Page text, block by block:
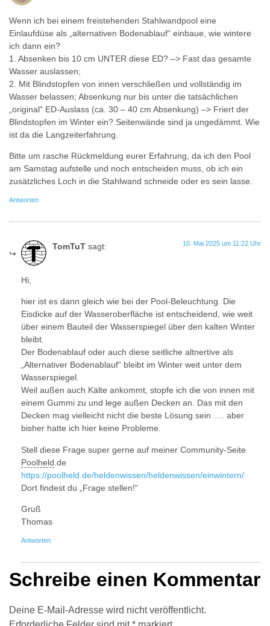
Wenn ich bei einem freistehenden Stahlwandpool eine
Einlaufdüse als „alternativen Bodenablauf“ einbaue, wie wintere
ich dann ein?
1. Absenken bis 10 cm UNTER diese ED? –> Fast das gesamte
Wasser auslassen;
2. Mit Blindstopfen von innen verschließen und vollständig im
Wasser belassen; Absenkung nur bis unter die tatsächlichen
„original“ ED-Auslass (ca. 30 – 40 cm Absenkung) –> Friert der
Blindstopfen im Winter ein? Seitenwände sind ja ungedämmt. Wie
ist da die Langzeiterfahrung.
Bitte um rasche Rückmeldung eurer Erfahrung, da ich den Pool
am Samstag aufstelle und noch entscheiden muss, ob ich ein
zusätzliches Loch in die Stahlwand schneide oder es sein lasse.
Antworten
TomTuT sagt: 10. Mai 2025 um 11:22 Uhr
Hi,
hier ist es dann gleich wie bei der Pool-Beleuchtung. Die
Eisdicke auf der Wasseroberfläche ist entscheidend, wie weit
über einem Bauteil der Wasserspiegel über den kalten Winter
bleibt.
Der Bodenablauf oder auch diese seitliche altnertive als
„Alternativer Bodenablauf“ bleibt im Winter weit unter dem
Wasserspiegel.
Weil außen auch Kälte ankommt, stopfe ich die von innen mit
einem Gummi zu und lege außen Decken an. Das mit den
Decken mag vielleicht nicht die beste Lösung sein …. aber
bisher hatte ich hier keine Probleme.
Stell diese Frage super gerne auf meiner Community-Seite
Poolheld .de
https://poolheld.de/heldenwissen/heldenwissen/einwintern/
Dort findest du „Frage stellen!“
Gruß
Thomas
Antworten
Schreibe einen Kommentar
Deine E-Mail-Adresse wird nicht veröffentlicht.